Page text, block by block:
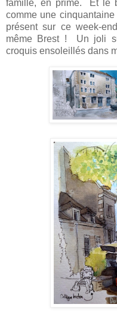
famille, en prime. Et le
comme une
présent sur ce week-
même Brest ! Un joli
croquis ensoleillés dans